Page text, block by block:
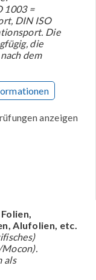
1003 =
DIN ISO
Die
die
dem
anzeigen
Alufolien, etc.
als